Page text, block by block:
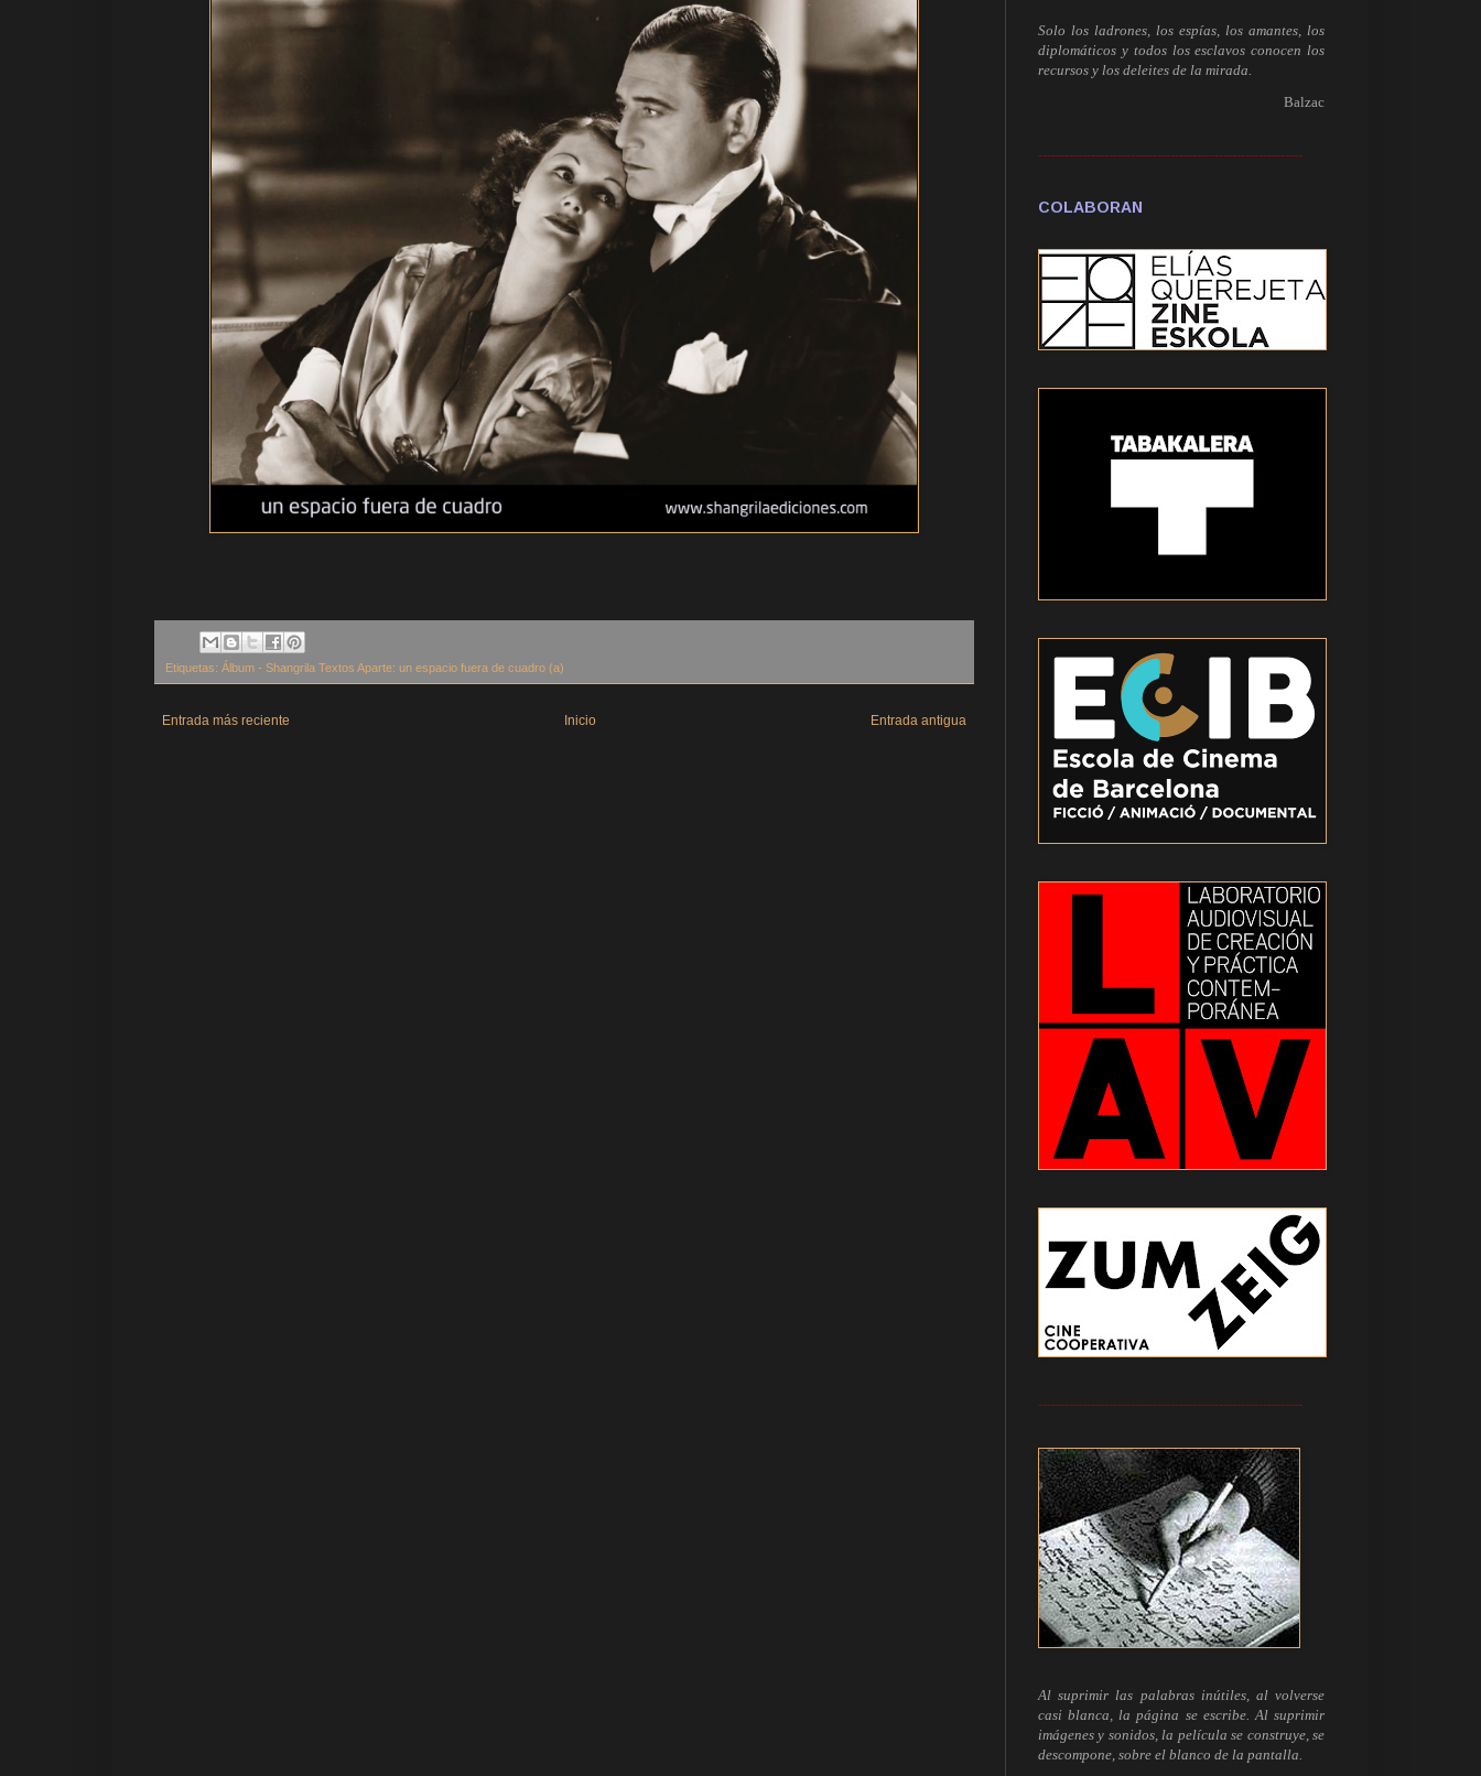
Etiquetas: Álbum - Shangrila Textos Aparte: un espacio fuera de cuadro (a)
Entrada más reciente Entrada antigua
Inicio
Solo los ladrones, los espías, los amantes, los
diplomáticos y todos los esclavos conocen los
recursos y los deleites de la mirada.
Balzac
------------------------------------------------------------
COLABORAN
------------------------------------------------------------
Al suprimir las palabras inútiles, al volverse
casi blanca, la página se escribe. Al suprimir
imágenes y sonidos, la película se construye, se
descompone, sobre el blanco de la pantalla.